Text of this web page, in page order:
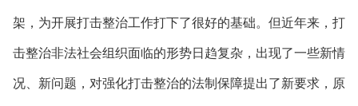
架，为开展打击整治工作打下了很好的基础。但近年来，打
击整治非法社会组织面临的形势日趋复杂，出现了一些新情
况、新问题，对强化打击整治的法制保障提出了新要求，原